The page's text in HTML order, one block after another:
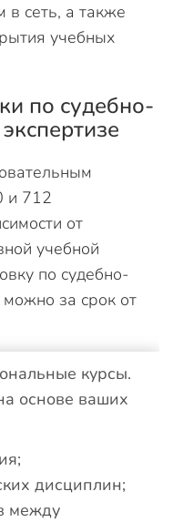
в сеть, а также
учебных
по судебно-
и 712
от
учебной
по судебно-
можно за срок от
курсы.
основе ваших
дисциплин;
между